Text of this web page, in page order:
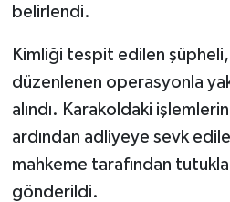
belirlendi.
Kimliği tespit edilen
düzenlenen operasyonla
alındı. Karakoldaki
ardından adliyeye sevk
mahkeme tarafından
gönderildi.